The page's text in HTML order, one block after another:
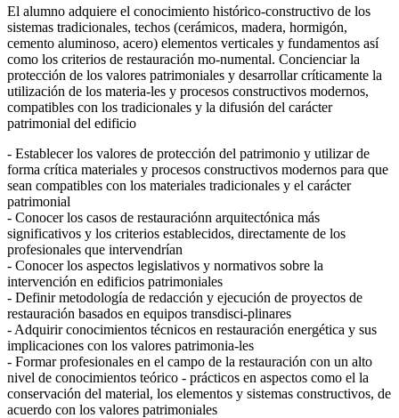
El alumno adquiere el conocimiento histórico-constructivo de los
sistemas tradicionales, techos (cerámicos, madera, hormigón,
cemento aluminoso, acero) elementos verticales y fundamentos así
como los criterios de restauración mo-numental. Concienciar la
protección de los valores patrimoniales y desarrollar críticamente la
utilización de los materia-les y procesos constructivos modernos,
compatibles con los tradicionales y la difusión del carácter
patrimonial del edificio
- Establecer los valores de protección del patrimonio y utilizar de
forma crítica materiales y procesos constructivos modernos para que
sean compatibles con los materiales tradicionales y el carácter
patrimonial
- Conocer los casos de restauraciónn arquitectónica más
significativos y los criterios establecidos, directamente de los
profesionales que intervendrían
- Conocer los aspectos legislativos y normativos sobre la
intervención en edificios patrimoniales
- Definir metodología de redacción y ejecución de proyectos de
restauración basados en equipos transdisci-plinares
- Adquirir conocimientos técnicos en restauración energética y sus
implicaciones con los valores patrimonia-les
- Formar profesionales en el campo de la restauración con un alto
nivel de conocimientos teórico - prácticos en aspectos como el la
conservación del material, los elementos y sistemas constructivos, de
acuerdo con los valores patrimoniales